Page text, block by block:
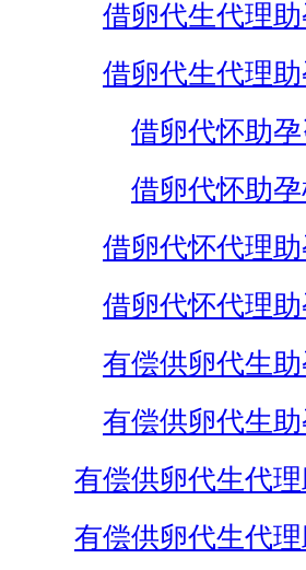
借卵代生代理
借卵代生代理
借卵代怀助
借卵代怀助
借卵代怀代理
借卵代怀代理
有偿供卵代生
有偿供卵代生
有偿供卵代生代
有偿供卵代生代